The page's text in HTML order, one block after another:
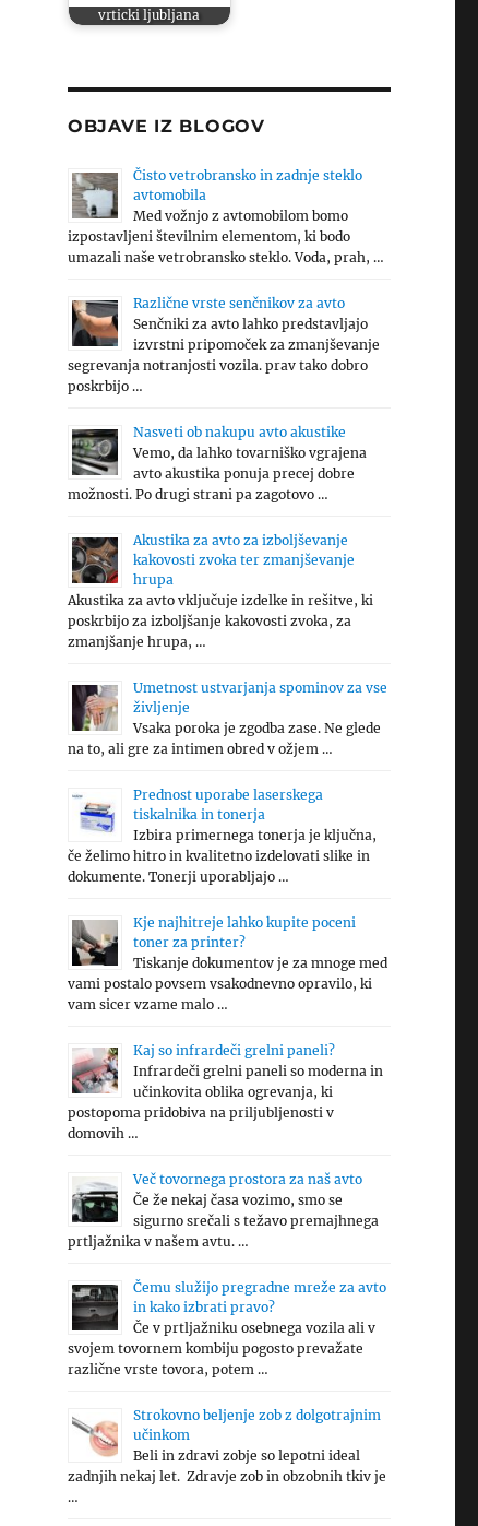
vrticki ljubljana
OBJAVE IZ BLOGOV
Čisto vetrobransko in zadnje steklo
avtomobila
Med vožnjo z avtomobilom bomo
izpostavljeni številnim elementom, ki bodo
umazali naše vetrobransko steklo. Voda, prah, …
Različne vrste senčnikov za avto
Senčniki za avto lahko predstavljajo
izvrstni pripomoček za zmanjševanje
segrevanja notranjosti vozila. prav tako dobro
poskrbijo …
Nasveti ob nakupu avto akustike
Vemo, da lahko tovarniško vgrajena
avto akustika ponuja precej dobre
možnosti. Po drugi strani pa zagotovo …
Akustika za avto za izboljševanje
kakovosti zvoka ter zmanjševanje
hrupa
Akustika za avto vključuje izdelke in rešitve, ki
poskrbijo za izboljšanje kakovosti zvoka, za
zmanjšanje hrupa, …
Umetnost ustvarjanja spominov za vse
življenje
Vsaka poroka je zgodba zase. Ne glede
na to, ali gre za intimen obred v ožjem …
Prednost uporabe laserskega
tiskalnika in tonerja
Izbira primernega tonerja je ključna,
če želimo hitro in kvalitetno izdelovati slike in
dokumente. Tonerji uporabljajo …
Kje najhitreje lahko kupite poceni
toner za printer?
Tiskanje dokumentov je za mnoge med
vami postalo povsem vsakodnevno opravilo, ki
vam sicer vzame malo …
Kaj so infrardeči grelni paneli?
Infrardeči grelni paneli so moderna in
učinkovita oblika ogrevanja, ki
postopoma pridobiva na priljubljenosti v
domovih …
Več tovornega prostora za naš avto
Če že nekaj časa vozimo, smo se
sigurno srečali s težavo premajhnega
prtljažnika v našem avtu. …
Čemu služijo pregradne mreže za avto
in kako izbrati pravo?
Če v prtljažniku osebnega vozila ali v
svojem tovornem kombiju pogosto prevažate
različne vrste tovora, potem …
Strokovno beljenje zob z dolgotrajnim
učinkom
Beli in zdravi zobje so lepotni ideal
zadnjih nekaj let. Zdravje zob in obzobnih tkiv je
…